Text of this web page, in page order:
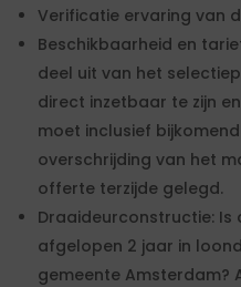
Verificatie ervaring van
Beschikbaarheid en
deel uit van het
direct inzetbaar te zijn
moet inclusief
overschrijding van het
offerte terzijde gelegd.
Draaideurconstructie: Is
afgelopen 2 jaar in
gemeente Amsterdam?